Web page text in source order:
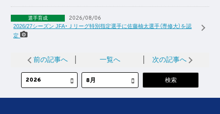
選手育成 2026/08/06
2026/27シーズン JFA・Ｊリーグ特別指定選手に佐藤柚太選手（専修大）を認
定
前の記事へ 一覧へ 次の記事へ